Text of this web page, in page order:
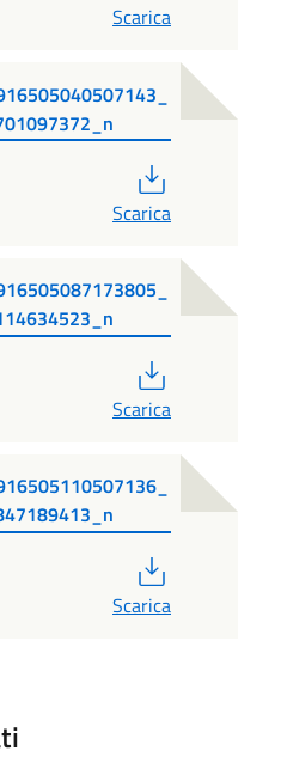
Scarica
Scarica
Scarica
Scarica